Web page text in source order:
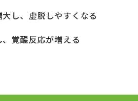
し、虚脱しやすくなる
覚醒反応が増える